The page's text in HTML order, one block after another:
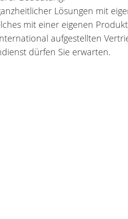
Lösungen mit
mit einer eigenen
aufgestellten
dürfen Sie erwarten.